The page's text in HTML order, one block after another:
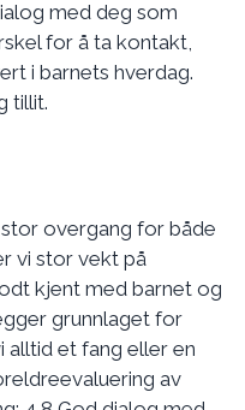
med deg som
for å ta kontakt,
i barnets hverdag.
tillit.
overgang for både
vi stor vekt på
kjent med barnet og
grunnlaget for
alltid et fang eller en
av